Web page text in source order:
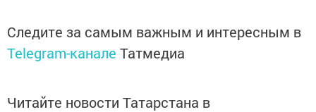
Следите за самым важным и интересным в
Telegram-канале Татмедиа
Читайте новости Татарстана в